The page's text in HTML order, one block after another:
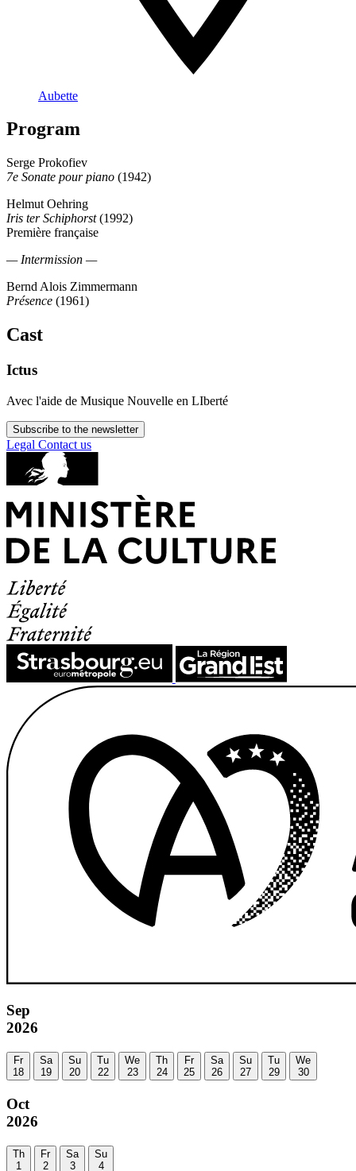
Aubette
Program
Serge Prokofiev
7e Sonate pour piano (1942)
Helmut Oehring
Iris ter Schiphorst(1992)
Première française
— Intermission —
Bernd Alois Zimmermann
Présence (1961)
Cast
Ictus
Avec l'aide de Musique Nouvelle en LIberté
Subscribe to the newsletter
Legal Contact us
Sep
2026
Fr
18
Sa
19
Su
20
Tu
22
We
23
Th
24
Fr
25
Sa
26
Su
27
Tu
29
We
30
Oct
2026
Th
1
Fr
2
Sa
3
Su
4